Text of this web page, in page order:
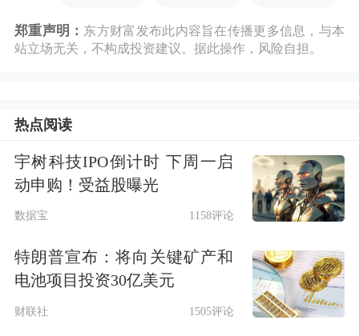
郑重声明： 东方财富发布此内容旨在传播更多信息，与本
站立场无关，不构成投资建议。据此操作，风险自担。
热点阅读
宇树科技IPO倒计时 下周一启
动申购！受益股曝光
数据宝 1158评论
特朗普宣布：将向关键矿产和
电池项目投资30亿美元
财联社 1505评论